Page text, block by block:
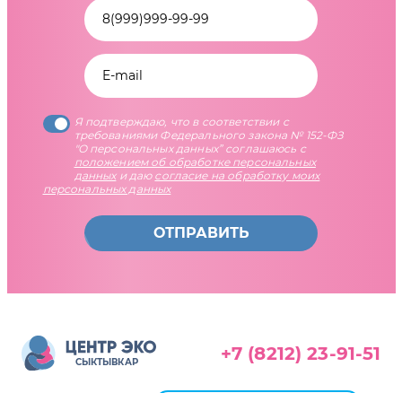
Я подтверждаю, что в соответствии с
требованиями Федерального закона № 152-ФЗ
"О персональных данных” соглашаюсь с
положением об обработке персональных
данныхи даю согласие на обработку моих
персональных данных
ОТПРАВИТЬ
СЫКТЫВКАР +7 (8212) 23-91-51